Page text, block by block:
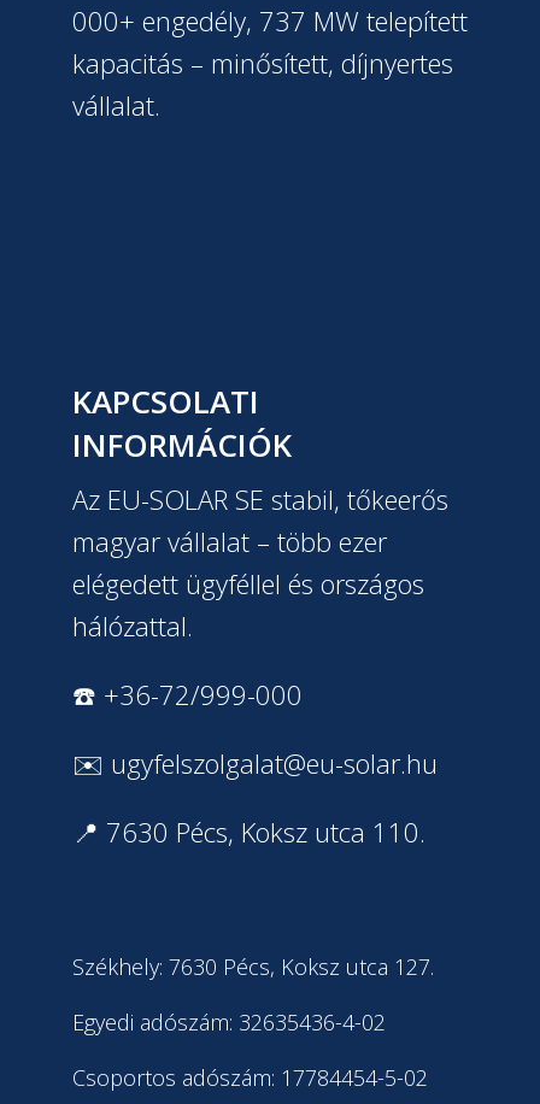
000+ engedély, 737 MW telepített
kapacitás – minősített, díjnyertes
vállalat.
KAPCSOLATI
INFORMÁCIÓK
Az EU-SOLAR SE stabil, tőkeerős
magyar vállalat – több ezer
elégedett ügyféllel és országos
hálózattal.
☎️ +36-72/999-000
✉️ ugyfelszolgalat@eu-solar.hu
📍 7630 Pécs, Koksz utca 110.
Székhely: 7630 Pécs, Koksz utca 127.
Egyedi adószám: 32635436-4-02
Csoportos adószám: 17784454-5-02